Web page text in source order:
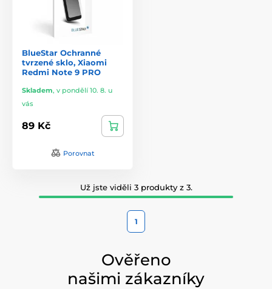
BlueStar Ochranné
tvrzené sklo, Xiaomi
Redmi Note 9 PRO
Skladem, v pondělí 10. 8. u
vás
89 Kč
Porovnat
Už jste viděli 3 produkty z 3.
1
Ověřeno
našimi zákazníky